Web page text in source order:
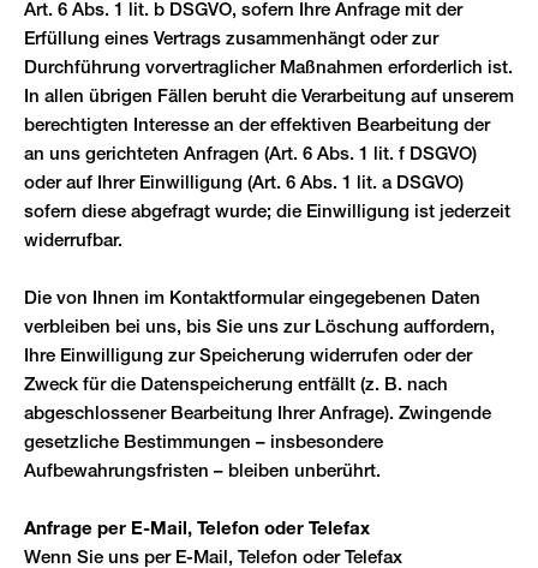
Art. 6 Abs. 1 lit. b DSGVO, sofern Ihre Anfrage mit der
Erfüllung eines Vertrags zusammenhängt oder zur
Durchführung vorvertraglicher Maßnahmen erforderlich ist.
In allen übrigen Fällen beruht die Verarbeitung auf unserem
berechtigten Interesse an der effektiven Bearbeitung der
an uns gerichteten Anfragen (Art. 6 Abs. 1 lit. f DSGVO)
oder auf Ihrer Einwilligung (Art. 6 Abs. 1 lit. a DSGVO)
sofern diese abgefragt wurde; die Einwilligung ist jederzeit
widerrufbar.
Die von Ihnen im Kontaktformular eingegebenen Daten
verbleiben bei uns, bis Sie uns zur Löschung auffordern,
Ihre Einwilligung zur Speicherung widerrufen oder der
Zweck für die Datenspeicherung entfällt (z. B. nach
abgeschlossener Bearbeitung Ihrer Anfrage). Zwingende
gesetzliche Bestimmungen – insbesondere
Aufbewahrungsfristen – bleiben unberührt.
Anfrage per E-Mail, Telefon oder Telefax
Wenn Sie uns per E-Mail, Telefon oder Telefax